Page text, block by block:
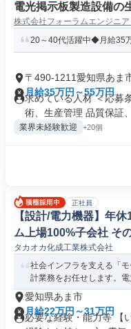
電光掲示板製造設備の
株式会社フォーラムエンジニ
20～40代活躍中◆月給35
〒490-1211愛知県あま
月給35万円～55万円
求めている人材 ＜応募
術、生産管理 品質保証、
業界未経験歓迎 +20個
正社員
【設計/電力機器】年
ム上場100%子会社 そ
専門職)
タカオカ化成工業株式会社
社会インフラを支える「
計業務をお任せします。
愛知県あま市
月給22万円～31万円
必要な経験・能力等 【